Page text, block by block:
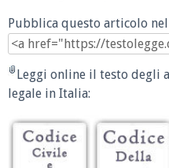
Pubblica questo articolo
Leggi online il testo degli
legale in Italia: